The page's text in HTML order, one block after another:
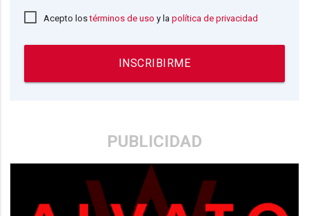
Acepto lostérminos de uso y lapolítica de privacidad
INSCRIBIRME
PUBLICIDAD